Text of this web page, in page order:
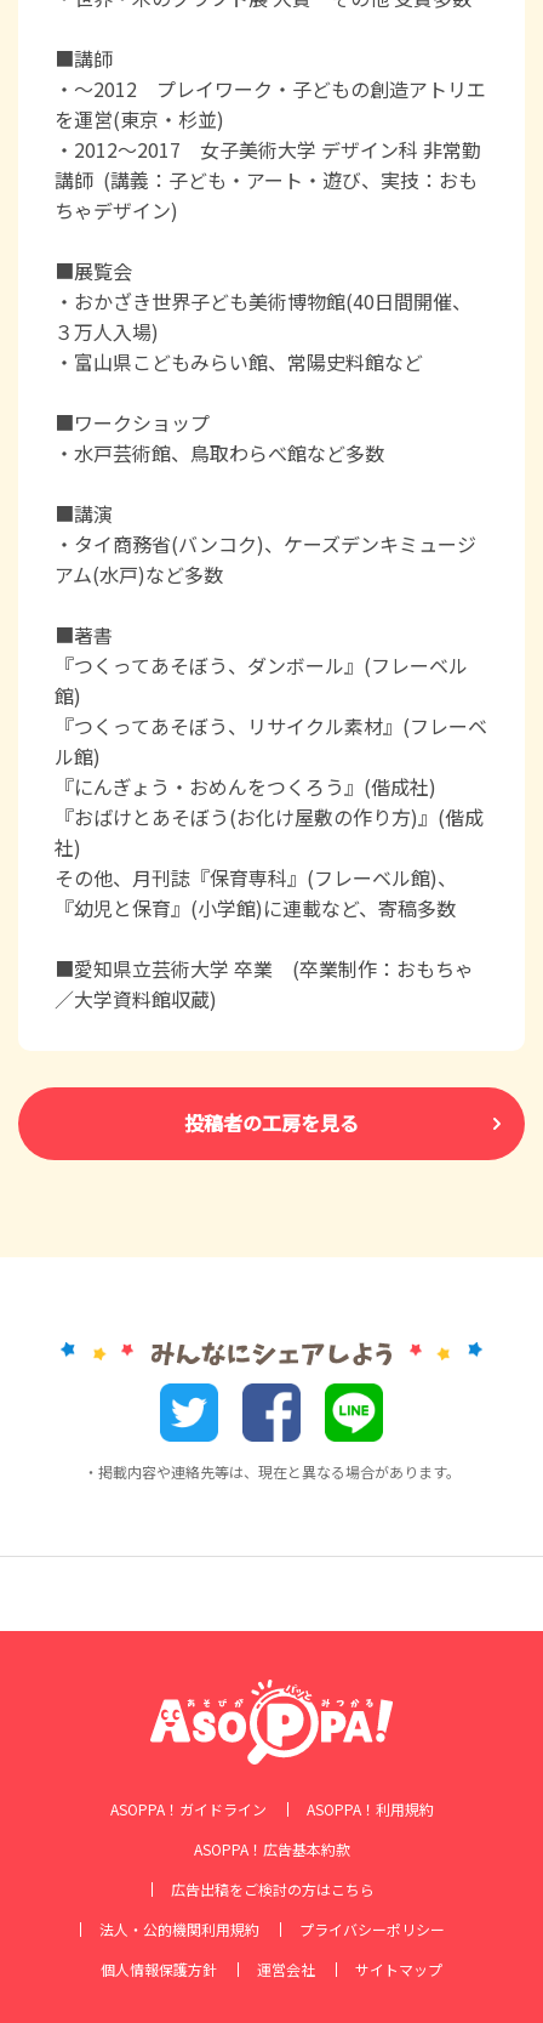
■講師
・～2012 プレイワーク・子どもの創造アトリエ
を運営(東京・杉並)
・2012～2017 女子美術大学 デザイン科 非常勤
講師 (講義：子ども・アート・遊び、実技：おも
ちゃデザイン)
■展覧会
・おかざき世界子ども美術博物館(40日間開催、
３万人入場)
・富山県こどもみらい館、常陽史料館など
■ワークショップ
・水戸芸術館、鳥取わらべ館など多数
■講演
・タイ商務省(バンコク)、ケーズデンキミュージ
アム(水戸)など多数
■著書
『つくってあそぼう、ダンボール』(フレーベル
館)
『つくってあそぼう、リサイクル素材』(フレーベ
ル館)
『にんぎょう・おめんをつくろう』(偕成社)
『おばけとあそぼう(お化け屋敷の作り方)』(偕成
社)
その他、月刊誌『保育専科』(フレーベル館)、
『幼児と保育』(小学館)に連載など、寄稿多数
■愛知県立芸術大学 卒業 (卒業制作：おもちゃ
／大学資料館収蔵)
投稿者の工房を見る
・掲載内容や連絡先等は、現在と異なる場合があります。
ASOPPA！ガイドライン
ASOPPA！利用規約
ASOPPA！広告基本約款
広告出稿をご検討の方はこちら
法人・公的機関利用規約
プライバシーポリシー
個人情報保護方針
運営会社 サイトマップ